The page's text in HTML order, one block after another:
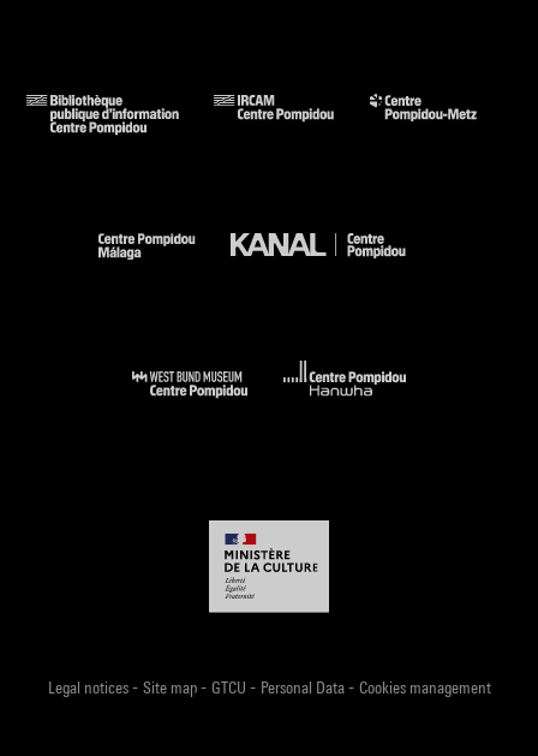
Legal notices- Site map- GTCU - Personal Data- Cookies management